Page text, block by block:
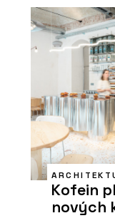
Kofein
nových